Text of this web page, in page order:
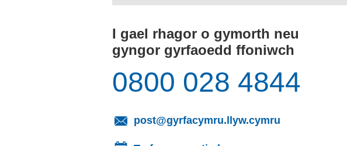
I gael rhagor o gymorth neu
gyngor gyrfaoedd ffoniwch
0800 028 4844
post@gyrfacymru.llyw.cymru